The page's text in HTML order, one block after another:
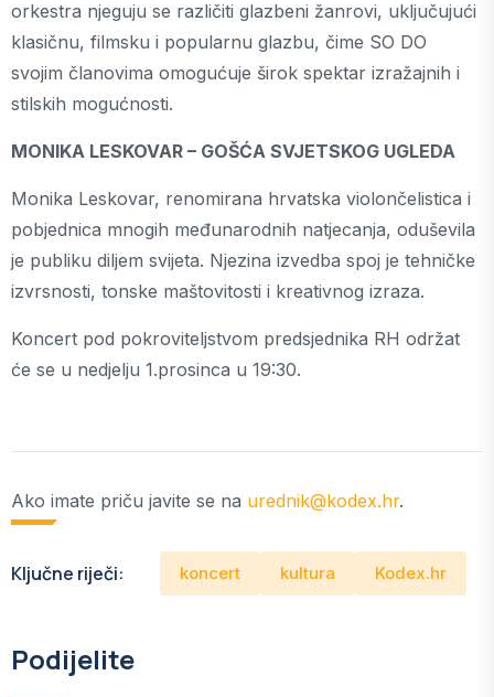
orkestra njeguju se različiti glazbeni žanrovi, uključujući
klasičnu, filmsku i popularnu glazbu, čime SO DO
svojim članovima omogućuje širok spektar izražajnih i
stilskih mogućnosti.
MONIKA LESKOVAR – GOŠĆA SVJETSKOG UGLEDA
Monika Leskovar, renomirana hrvatska violončelistica i
pobjednica mnogih međunarodnih natjecanja, oduševila
je publiku diljem svijeta. Njezina izvedba spoj je tehničke
izvrsnosti, tonske maštovitosti i kreativnog izraza.
Koncert pod pokroviteljstvom predsjednika RH održat
će se u nedjelju 1.prosinca u 19:30.
Ako imate priču javite se na urednik@kodex.hr.
Ključne riječi: koncert kultura Kodex.hr
Podijelite